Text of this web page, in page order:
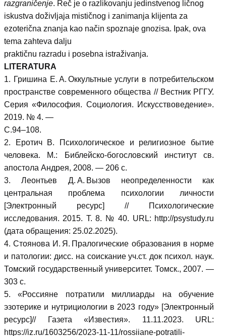
razgraničenje. Reč je o razlikovanju jedinstvenog ličnog
iskustva doživljaja mističnog i zanimanja klijenta za
ezoterična znanja kao način spoznaje gnozisa. Ipak, ova
tema zahteva dalju
praktičnu razradu i posebna istraživanja.
LITERATURA
1. Гришина Е. А. Оккультные услуги в потребительском
пространстве современного общества // Вестник РГГУ.
Серия «Философия. Социология. Искусствоведение».
2019. № 4. —
С.94–108.
2. Еротич В. Психологическое и религиозное бытие
человека. М.: Библейско-богословский институт св.
апостола Андрея, 2008. — 206 с.
3. Леонтьев Д. А. Вызов неопределенности как
центральная проблема психологии личности
[Электронный ресурс] // Психологические
исследования. 2015. Т. 8. № 40. URL: http://psystudy.ru
(дата обращения: 25.02.2025).
4. Стоянова И. Я. Пралогические образования в норме
и патологии: дисс. на соискание уч.ст. док психол. наук.
Томский государственный университет. Томск., 2007. —
303 с.
5. «Россияне потратили миллиарды на обучение
эзотерике и нутрициологии в 2023 году» [Электронный
ресурс]// Газета «Известия». 11.11.2023. URL:
https://iz.ru/1603256/2023-11-11/rossiiane-potratili-